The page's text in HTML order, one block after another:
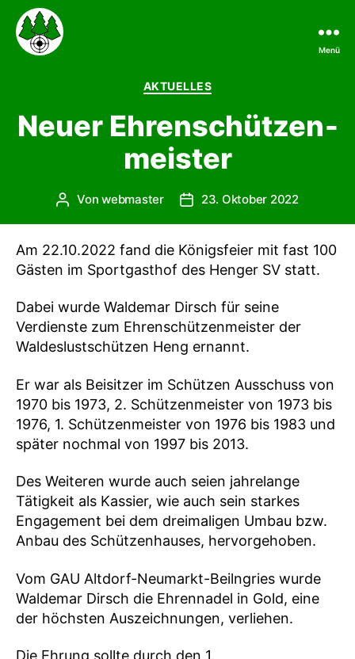
Menü
Kategorien
AKTUELLES
Neuer Ehren­schützen­
meister
Beitragsautor
Vonwebmaster Beitragsdatum
23. Oktober 2022
Am 22.10.2022 fand die Königsfeier mit fast 100
Gästen im Sportgasthof des Henger SV statt.
Dabei wurde Waldemar Dirsch für seine
Verdienste zum Ehrenschützenmeister der
Waldeslustschützen Heng ernannt.
Er war als Beisitzer im Schützen Ausschuss von
1970 bis 1973, 2. Schützenmeister von 1973 bis
1976, 1. Schützenmeister von 1976 bis 1983 und
später nochmal von 1997 bis 2013.
Des Weiteren wurde auch seien jahrelange
Tätigkeit als Kassier, wie auch sein starkes
Engagement bei dem dreimaligen Umbau bzw.
Anbau des Schützenhauses, hervorgehoben.
Vom GAU Altdorf-Neumarkt-Beilngries wurde
Waldemar Dirsch die Ehrennadel in Gold, eine
der höchsten Auszeichnungen, verliehen.
Die Ehrung sollte durch den 1.